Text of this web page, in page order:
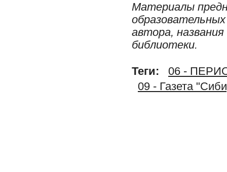
Материалы
автора,
библиотеки.
Теги:
06 -
09 - Газета